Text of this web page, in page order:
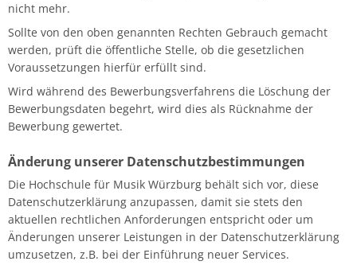
nicht mehr.
Sollte von den oben genannten Rechten Gebrauch gemacht
werden, prüft die öffentliche Stelle, ob die gesetzlichen
Voraussetzungen hierfür erfüllt sind.
Wird während des Bewerbungsverfahrens die Löschung der
Bewerbungsdaten begehrt, wird dies als Rücknahme der
Bewerbung gewertet.
Änderung unserer Datenschutzbestimmungen
Die Hochschule für Musik Würzburg behält sich vor, diese
Datenschutzerklärung anzupassen, damit sie stets den
aktuellen rechtlichen Anforderungen entspricht oder um
Änderungen unserer Leistungen in der Datenschutzerklärung
umzusetzen, z.B. bei der Einführung neuer Services.